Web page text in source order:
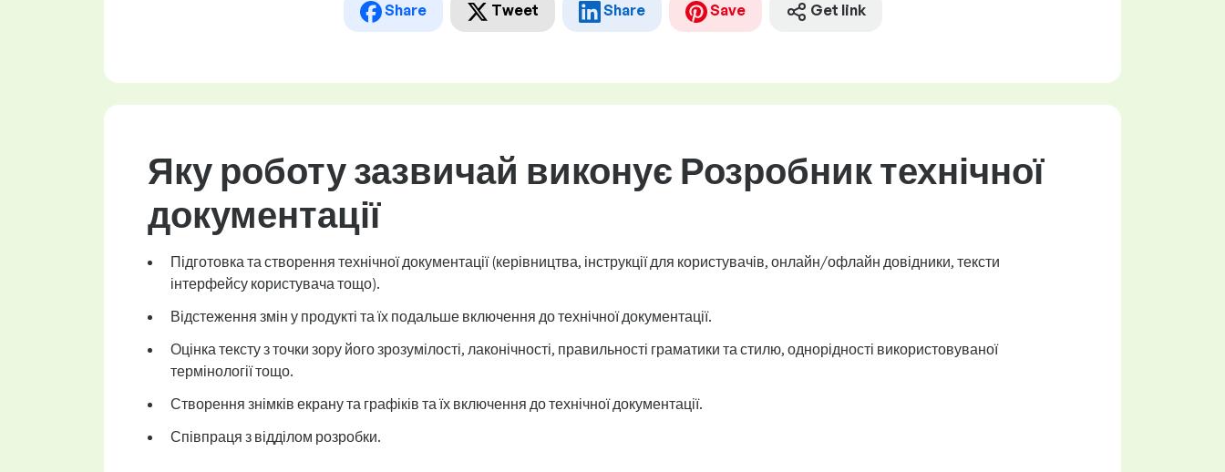
Share Tweet Share Save Get link
Яку роботу зазвичай виконує Розробник технічної
документації
Підготовка та створення технічної документації (керівництва, інструкції для користувачів, онлайн/офлайн довідники, тексти
інтерфейсу користувача тощо).
Відстеження змін у продукті та їх подальше включення до технічної документації.
Оцінка тексту з точки зору його зрозумілості, лаконічності, правильності граматики та стилю, однорідності використовуваної
термінології тощо.
Створення знімків екрану та графіків та їх включення до технічної документації.
Співпраця з відділом розробки.